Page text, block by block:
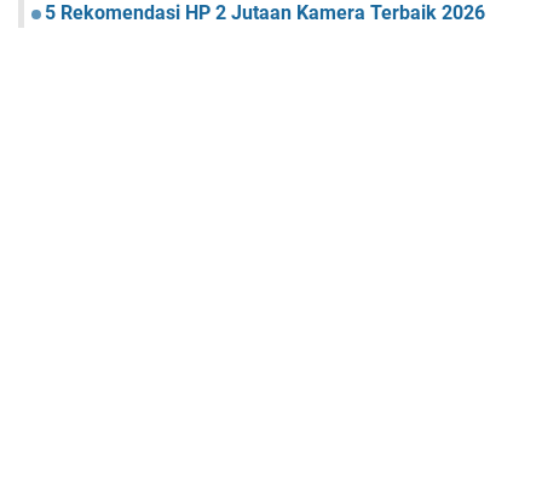
5 Rekomendasi HP 2 Jutaan Kamera Terbaik 2026